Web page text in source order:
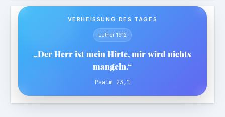
VERHEISSUNG DES TAGES
Luther 1912
„Der Herr ist mein Hirte, mir wird nichts
mangeln.“
Psalm 23,1